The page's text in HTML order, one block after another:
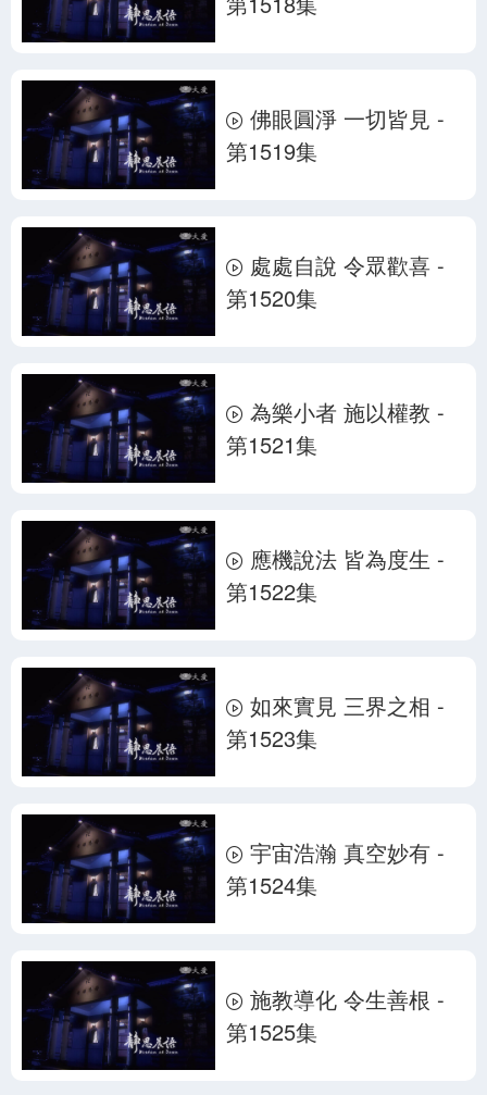
佛眼圓淨 一切皆見 -
第1519集
處處自說 令眾歡喜 -
第1520集
為樂小者 施以權教 -
第1521集
應機說法 皆為度生 -
第1522集
如來實見 三界之相 -
第1523集
宇宙浩瀚 真空妙有 -
第1524集
施教導化 令生善根 -
第1525集